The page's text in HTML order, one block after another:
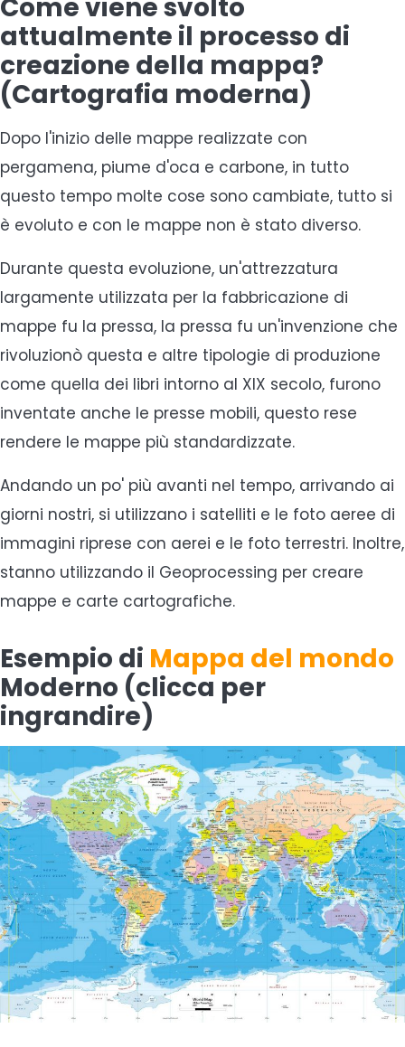
Come viene svolto
attualmente il processo di
creazione della mappa?
(Cartografia moderna)
Dopo l'inizio delle mappe realizzate con
pergamena, piume d'oca e carbone, in tutto
questo tempo molte cose sono cambiate, tutto si
è evoluto e con le mappe non è stato diverso.
Durante questa evoluzione, un'attrezzatura
largamente utilizzata per la fabbricazione di
mappe fu la pressa, la pressa fu un'invenzione che
rivoluzionò questa e altre tipologie di produzione
come quella dei libri intorno al XIX secolo, furono
inventate anche le presse mobili, questo rese
rendere le mappe più standardizzate.
Andando un po' più avanti nel tempo, arrivando ai
giorni nostri, si utilizzano i satelliti e le foto aeree di
immagini riprese con aerei e le foto terrestri. Inoltre,
stanno utilizzando il Geoprocessing per creare
mappe e carte cartografiche.
Esempio di Mappa del mondo
Moderno (clicca per
ingrandire)